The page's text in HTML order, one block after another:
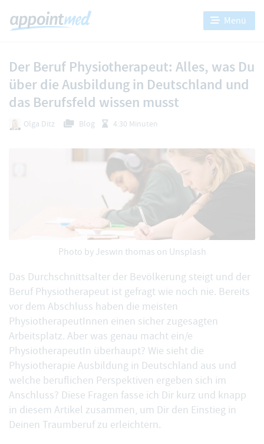
Menü
Der Beruf Physiotherapeut: Alles, was Du
über die Ausbildung in Deutschland und
das Berufsfeld wissen musst
Olga Ditz Blog 4:30 Minuten
Photo by Jeswin thomas on Unsplash
Das Durchschnittsalter der Bevölkerung steigt und der
Beruf Physiotherapeut ist gefragt wie noch nie. Bereits
vor dem Abschluss haben die meisten
PhysiotherapeutInnen einen sicher zugesagten
Arbeitsplatz. Aber was genau macht ein/e
PhysiotherapeutIn überhaupt? Wie sieht die
Physiotherapie Ausbildung in Deutschland aus und
welche beruflichen Perspektiven ergeben sich im
Anschluss? Diese Fragen fasse ich Dir kurz und knapp
in diesem Artikel zusammen, um Dir den Einstieg in
Deinen Traumberuf zu erleichtern.